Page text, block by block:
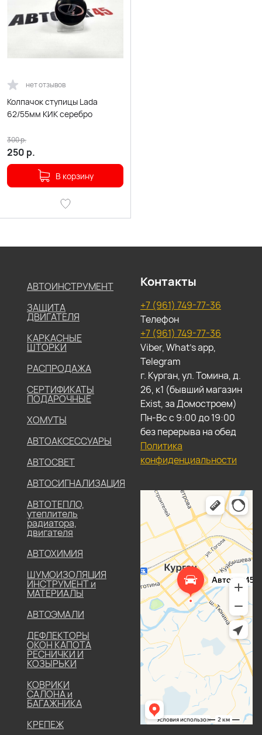
нет отзывов
Колпачок ступицы Lada
62/55мм КИК серебро
250 р.
300р.
В корзину
АВТОИНСТРУМЕНТ
ЗАЩИТА
ДВИГАТЕЛЯ
КАРКАСНЫЕ
ШТОРКИ
РАСПРОДАЖА
СЕРТИФИКАТЫ
ПОДАРОЧНЫЕ
ХОМУТЫ
АВТОАКСЕССУАРЫ
АВТОСВЕТ
АВТОСИГНАЛИЗАЦИЯ
АВТОТЕПЛО,
утеплитель
радиатора,
двигателя
АВТОХИМИЯ
ШУМОИЗОЛЯЦИЯ
ИНСТРУМЕНТ и
МАТЕРИАЛЫ
АВТОЭМАЛИ
ДЕФЛЕКТОРЫ
ОКОН КАПОТА
РЕСНИЧКИ И
КОЗЫРЬКИ
КОВРИКИ
САЛОНА и
БАГАЖНИКА
КРЕПЕЖ
Контакты
+7 (961) 749-77-36
Телефон
+7 (961) 749-77-36
Viber, What's app,
Telegram
г. Курган, ул. Томина, д.
26, к1 (бывший магазин
Exist, за Домостроем)
Пн-Вс с 9:00 до 19:00
без перерыва на обед
Политика
конфиденциальности